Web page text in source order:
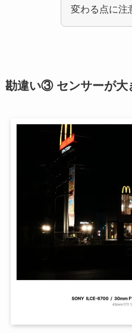
変わる点に注
勘違い③ センサーが大